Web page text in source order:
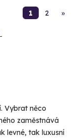
1 2 »
Vybrat něco
zaměstnává
levné, tak luxusní